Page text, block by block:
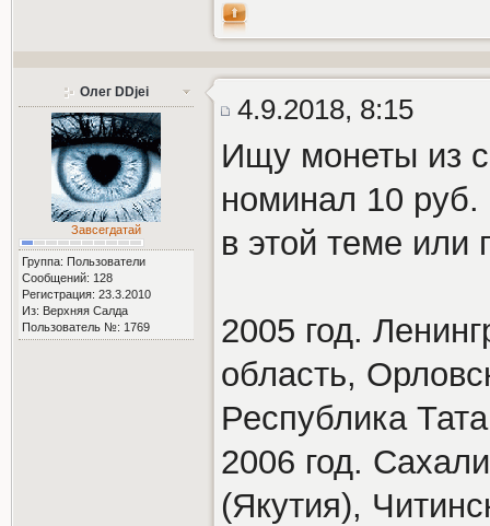
Олег DDjei
Завсегдатай
Группа: Пользователи
Сообщений: 128
Регистрация: 23.3.2010
Из: Верхняя Салда
Пользователь №: 1769
4.9.2018, 8:15
Ищу монеты из
номинал 10
в этой теме
2005 год.
область,
Республика
2006 год.
(Якутия),